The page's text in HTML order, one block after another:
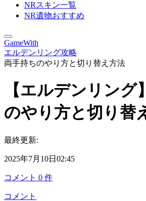
NRスキン一覧
NR遺物おすすめ
GameWith
エルデンリング攻略
両手持ちのやり方と切り替え方法
【エルデンリング
のやり方と切り替
最終更新:
2025年7月10日02:45
コメント 0 件
コメント